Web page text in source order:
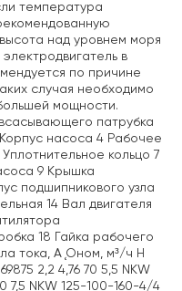
температура
над уровнем моря
в
по причине
случая необходимо
мощности.
патрубка
насоса 4 Рабочее
кольцо 7
9 Крышка
подшипникового узла
14 Вал двигателя
18 Гайка рабочего
тока, А Ǫном, м³/ч H
2,2 4,76 70 5,5 NKW
7,5 NKW 125-100-160-4/4